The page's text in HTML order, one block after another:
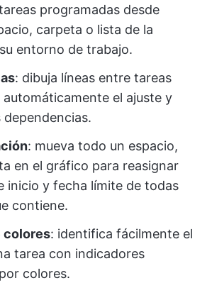
programadas desde
carpeta o lista de la
entorno de trabajo.
: dibuja líneas entre tareas
automáticamente el ajuste y
dependencias.
: mueva todo un espacio,
en el gráfico para reasignar
inicio y fecha límite de todas
contiene.
colores: identifica fácilmente el
tarea con indicadores
colores.